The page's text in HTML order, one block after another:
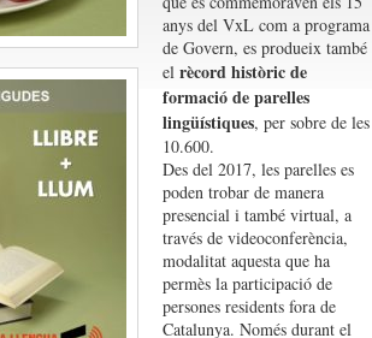
anys del VxL com a programa
de Govern, es produeix també
el rècord històric de
formació de parelles
lingüístiques, per sobre de les
10.600.
Des del 2017, les parelles es
poden trobar de manera
presencial i també virtual, a
través de videoconferència,
modalitat aquesta que ha
permès la participació de
persones residents fora de
Catalunya. Només durant el